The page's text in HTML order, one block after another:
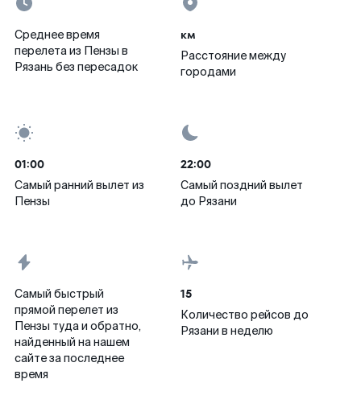
Среднее время
перелета из Пензы в
Рязань без пересадок
км
Расстояние между
городами
01:00
Самый ранний вылет из
Пензы
22:00
Самый поздний вылет
до Рязани
Самый быстрый
прямой перелет из
Пензы туда и обратно,
найденный на нашем
сайте за последнее
время
15
Количество рейсов до
Рязани в неделю